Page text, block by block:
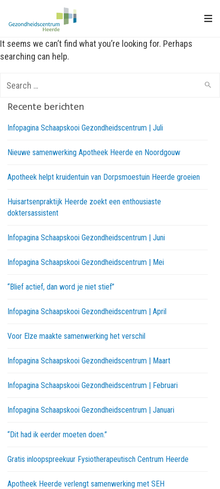
It seems we can’t find what you’re looking for. Perhaps
searching can help.
for:
Recente berichten
Infopagina Schaapskooi Gezondheidscentrum | Juli
Nieuwe samenwerking Apotheek Heerde en Noordgouw
Apotheek helpt kruidentuin van Dorpsmoestuin Heerde groeien
Huisartsenpraktijk Heerde zoekt een enthousiaste
doktersassistent
Infopagina Schaapskooi Gezondheidscentrum | Juni
Infopagina Schaapskooi Gezondheidscentrum | Mei
“Blief actief, dan word je niet stief”
Infopagina Schaapskooi Gezondheidscentrum | April
Voor Elze maakte samenwerking het verschil
Infopagina Schaapskooi Gezondheidscentrum | Maart
Infopagina Schaapskooi Gezondheidscentrum | Februari
Infopagina Schaapskooi Gezondheidscentrum | Januari
“Dit had ik eerder moeten doen.”
Gratis inloopspreekuur Fysiotherapeutisch Centrum Heerde
Apotheek Heerde verlengt samenwerking met SEH